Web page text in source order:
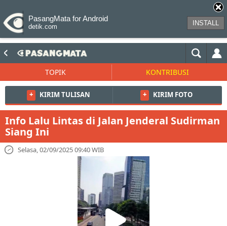
PasangMata for Android
detik.com INSTALL
TOPIK KONTRIBUSI
+ KIRIM TULISAN + KIRIM FOTO
Info Lalu Lintas di Jalan Jenderal Sudirman
Siang Ini
Selasa, 02/09/2025 09:40 WIB